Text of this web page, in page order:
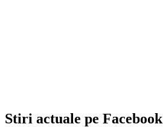
Stiri actuale pe Facebook